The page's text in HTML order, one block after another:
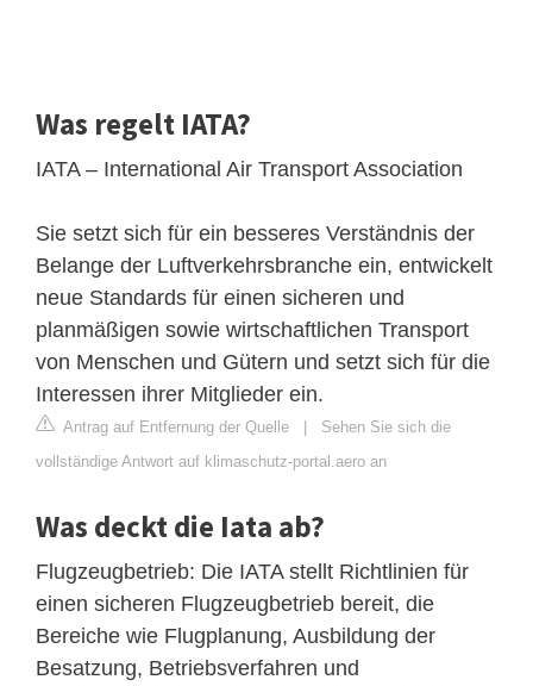
Was regelt IATA?
IATA – International Air Transport Association
Sie setzt sich für ein besseres Verständnis der
Belange der Luftverkehrsbranche ein, entwickelt
neue Standards für einen sicheren und
planmäßigen sowie wirtschaftlichen Transport
von Menschen und Gütern und setzt sich für die
Interessen ihrer Mitglieder ein.
Antrag auf Entfernung der Quelle | Sehen Sie sich die
vollständige Antwort auf klimaschutz-portal.aero an
Was deckt die Iata ab?
Flugzeugbetrieb: Die IATA stellt Richtlinien für
einen sicheren Flugzeugbetrieb bereit, die
Bereiche wie Flugplanung, Ausbildung der
Besatzung, Betriebsverfahren und